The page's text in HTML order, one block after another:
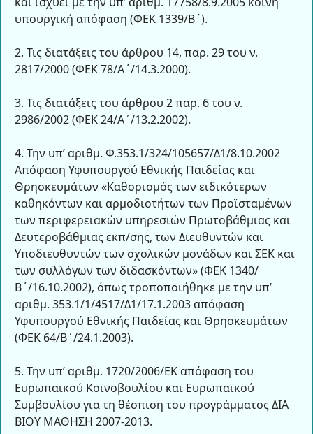
υπουργική απόφαση (ΦΕΚ 1339/Β΄).
2. Τις διατάξεις του άρθρου 14, παρ. 29 του ν.
2817/2000 (ΦΕΚ 78/Α΄/14.3.2000).
3. Τις διατάξεις του άρθρου 2 παρ. 6 του ν.
2986/2002 (ΦΕΚ 24/Α΄/13.2.2002).
4. Την υπ’ αριθμ. Φ.353.1/324/105657/Δ1/8.10.2002
Απόφαση Υφυπουργού Εθνικής Παιδείας και
Θρησκευμάτων «Καθορισμός των ειδικότερων
καθηκόντων και αρμοδιοτήτων των Προϊσταμένων
των περιφερειακών υπηρεσιών Πρωτοβάθμιας και
Δευτεροβάθμιας εκπ/σης, των Διευθυντών και
Υποδιευθυντών των σχολικών μονάδων και ΣΕΚ και
των συλλόγων των διδασκόντων» (ΦΕΚ 1340/
Β΄/16.10.2002), όπως τροποποιήθηκε με την υπ’
αριθμ. 353.1/1/4517/Δ1/17.1.2003 απόφαση
Υφυπουργού Εθνικής Παιδείας και Θρησκευμάτων
(ΦΕΚ 64/Β΄/24.1.2003).
5. Την υπ’ αριθμ. 1720/2006/ΕΚ απόφαση του
Ευρωπαϊκού Κοινοβουλίου και Ευρωπαϊκού
Συμβουλίου για τη θέσπιση του προγράμματος ΔΙΑ
ΒΙΟΥ ΜΑΘΗΣΗ 2007-2013.